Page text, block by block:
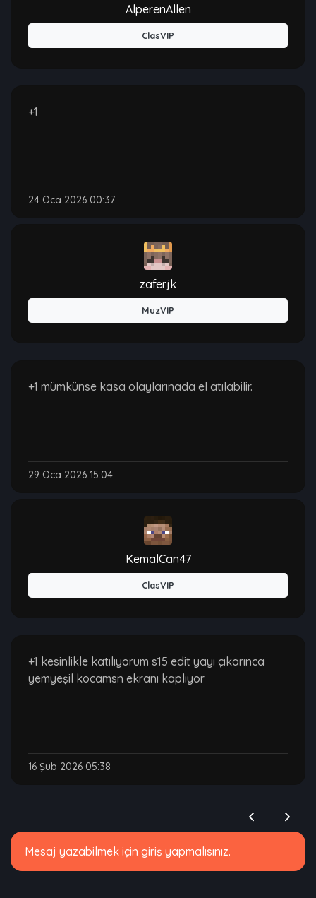
AlperenAllen
ClasVIP
+1
24 Oca 2026 00:37
zaferjk
MuzVIP
+1 mümkünse kasa olaylarınada el atılabilir.
29 Oca 2026 15:04
KemalCan47
ClasVIP
+1 kesinlikle katılıyorum s15 edit yayı çıkarınca
yemyeşil kocamsn ekranı kaplıyor
16 Şub 2026 05:38
Mesaj yazabilmek için giriş yapmalısınız.